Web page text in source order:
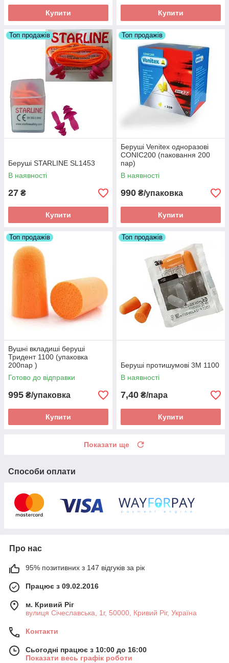
Купити Купити
Топ продажів
Беруші STARLINE SL1453
В наявності
27 ₴
Купити
Топ продажів
Беруші Venitex одноразові
CONIC200 (паковання 200
пар)
В наявності
990 ₴/упаковка
Купити
Топ продажів
Вушні вкладиші беруші
Тридент 1100 (упаковка
200пар )
Готово до відправки
995 ₴/упаковка
Купити
Топ продажів
Беруші протишумові 3M 1100
В наявності
7,40 ₴/пара
Купити
Показати ще
Способи оплати
Про нас
95% позитивних з 147 відгуків за рік
Працює з 09.02.2016
м. Кривий Ріг
вулиця Січеславська, 1г, 50000, Кривий Ріг, Україна
Контакти
Сьогодні працює з 10:00 до 16:00
Показати весь графік роботи